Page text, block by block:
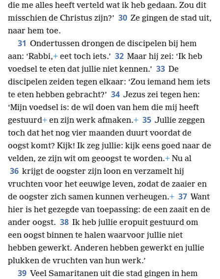
die me alles heeft verteld wat ik heb gedaan. Zou dit
misschien de Christus zijn?’ 30 Ze gingen de stad uit,
naar hem toe.
31 Ondertussen drongen de discipelen bij hem
aan: ‘Rabbi,+ eet toch iets.’ 32 Maar hij zei: ‘Ik heb
voedsel te eten dat jullie niet kennen.’ 33 De
discipelen zeiden tegen elkaar: ‘Zou iemand hem iets
te eten hebben gebracht?’ 34 Jezus zei tegen hen:
‘Mijn voedsel is: de wil doen van hem die mij heeft
gestuurd+ en zijn werk afmaken.+ 35 Jullie zeggen
toch dat het nog vier maanden duurt voordat de
oogst komt? Kijk! Ik zeg jullie: kijk eens goed naar de
velden, ze zijn wit om geoogst te worden.+ Nu al
36 krijgt de oogster zijn loon en verzamelt hij
vruchten voor het eeuwige leven, zodat de zaaier en
de oogster zich samen kunnen verheugen.+ 37 Want
hier is het gezegde van toepassing: de een zaait en de
ander oogst. 38 Ik heb jullie eropuit gestuurd om
een oogst binnen te halen waarvoor jullie niet
hebben gewerkt. Anderen hebben gewerkt en jullie
plukken de vruchten van hun werk.’
39 Veel Samaritanen uit die stad gingen in hem